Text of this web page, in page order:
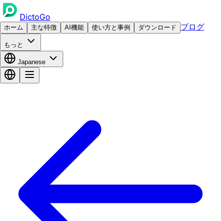
DictoGo
ホーム 主な特徴 AI機能 使い方と事例 ダウンロード ブログ
もっと
Japanese